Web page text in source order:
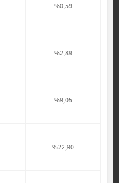
%0,59
%2,89
%9,05
%22,90